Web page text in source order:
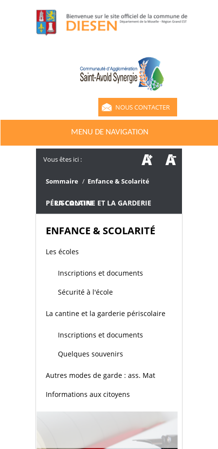
NOUS CONTACTER
MENU DE NAVIGATION
Vous êtes ici :
Sommaire / Enfance & Scolarité
/
LA CANTINE ET LA GARDERIE PÉRISCOLAIRE
ENFANCE & SCOLARITÉ
Les écoles
Inscriptions et documents
Sécurité à l'école
La cantine et la garderie périscolaire
Inscriptions et documents
Quelques souvenirs
Autres modes de garde : ass. Mat
Informations aux citoyens